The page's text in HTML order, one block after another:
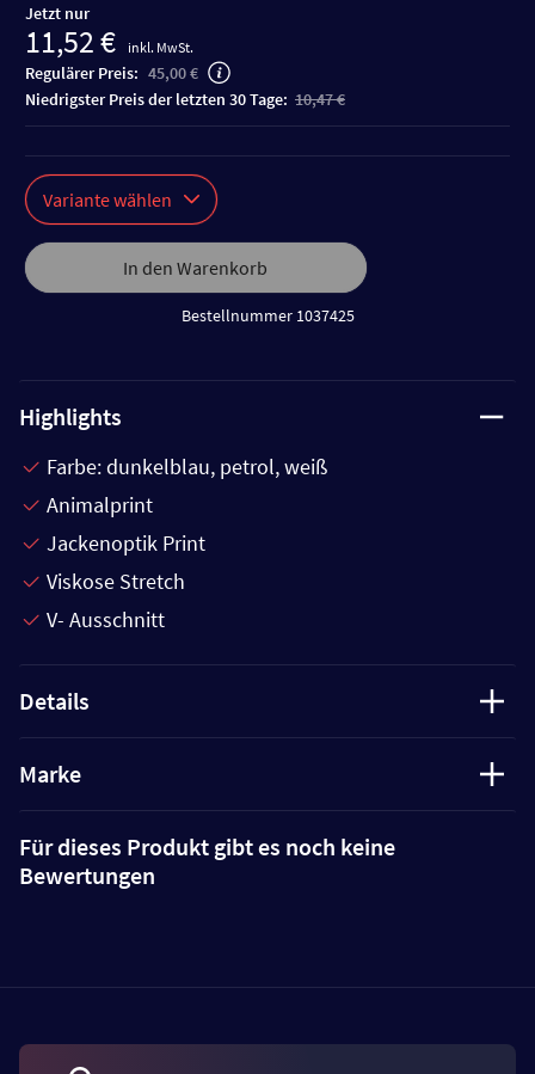
Jetzt nur
11,52 € inkl. MwSt.
Regulärer Preis: 45,00 €
niedrigster Preis der letzten 30 Tage: 10,47 €
Variante wählen
In den Warenkorb
Bestellnummer 1037425
Highlights
Farbe: dunkelblau, petrol, weiß
Animalprint
Jackenoptik Print
Viskose Stretch
V- Ausschnitt
Details
Marke
Für dieses Produkt gibt es noch keine
Bewertungen